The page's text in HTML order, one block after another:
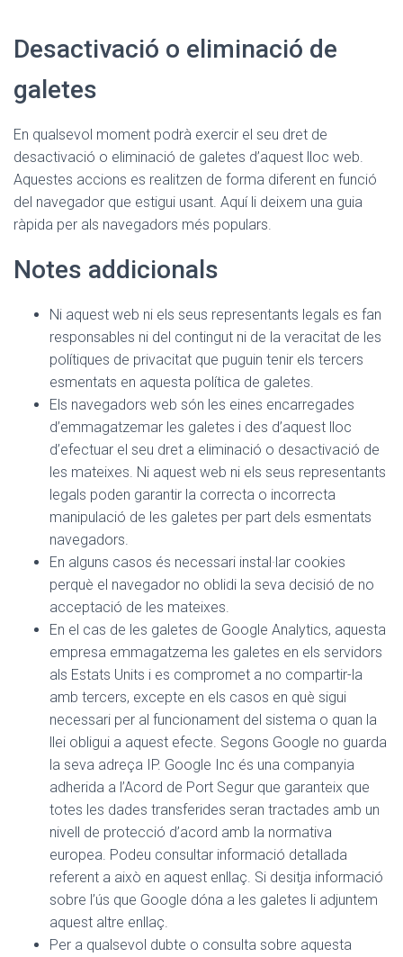
Desactivació o eliminació de
galetes
En qualsevol moment podrà exercir el seu dret de
desactivació o eliminació de galetes d’aquest lloc web.
Aquestes accions es realitzen de forma diferent en funció
del navegador que estigui usant. Aquí li deixem una guia
ràpida per als navegadors més populars.
Notes addicionals
Ni aquest web ni els seus representants legals es fan
responsables ni del contingut ni de la veracitat de les
polítiques de privacitat que puguin tenir els tercers
esmentats en aquesta política de galetes.
Els navegadors web són les eines encarregades
d’emmagatzemar les galetes i des d’aquest lloc
d’efectuar el seu dret a eliminació o desactivació de
les mateixes. Ni aquest web ni els seus representants
legals poden garantir la correcta o incorrecta
manipulació de les galetes per part dels esmentats
navegadors.
En alguns casos és necessari instal·lar cookies
perquè el navegador no oblidi la seva decisió de no
acceptació de les mateixes.
En el cas de les galetes de Google Analytics, aquesta
empresa emmagatzema les galetes en els servidors
als Estats Units i es compromet a no compartir-la
amb tercers, excepte en els casos en què sigui
necessari per al funcionament del sistema o quan la
llei obligui a aquest efecte. Segons Google no guarda
la seva adreça IP. Google Inc és una companyia
adherida a l’Acord de Port Segur que garanteix que
totes les dades transferides seran tractades amb un
nivell de protecció d’acord amb la normativa
europea. Podeu consultar informació detallada
referent a això en aquest enllaç. Si desitja informació
sobre l’ús que Google dóna a les galetes li adjuntem
aquest altre enllaç.
Per a qualsevol dubte o consulta sobre aquesta